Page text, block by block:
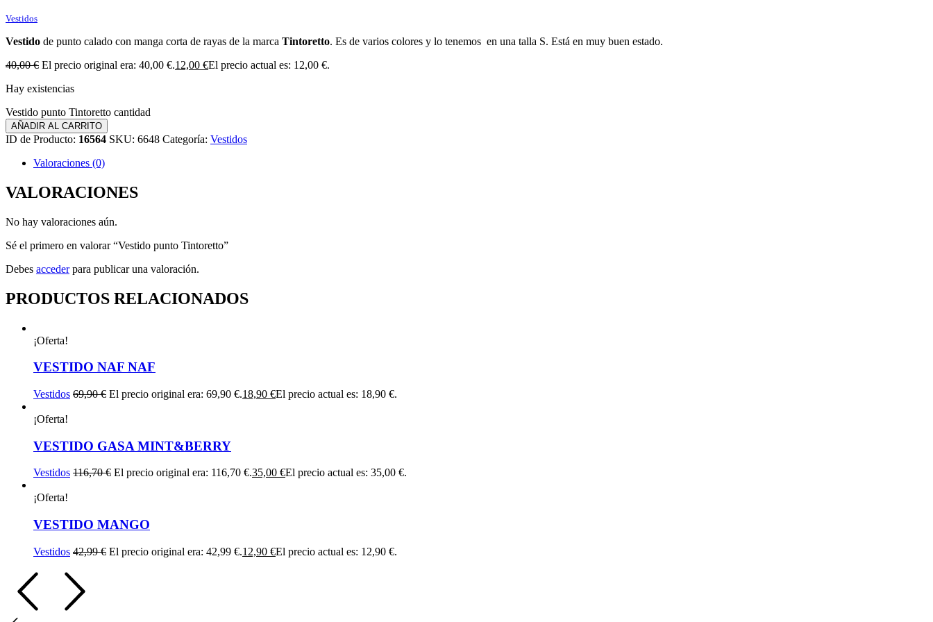
Vestidos
Vestido de punto calado con manga corta de rayas de la marca Tintoretto. Es de varios colores y lo tenemos en una talla S. Está en muy buen estado.
40,00€ El precio original era: 40,00 €.12,00 €El precio actual es: 12,00 €.
Hay existencias
Vestido punto Tintoretto cantidad
AÑADIR AL CARRITO
ID de Producto: 16564 SKU: 6648 Categoría: Vestidos
Valoraciones (0)
VALORACIONES
No hay valoraciones aún.
Sé el primero en valorar “Vestido punto Tintoretto”
Debes accederpara publicar una valoración.
PRODUCTOS RELACIONADOS
¡Oferta!
VESTIDO NAF NAF
Vestidos 69,90€ El precio original era: 69,90 €.18,90 €El precio actual es: 18,90 €.
¡Oferta!
VESTIDO GASA MINT&BERRY
Vestidos 116,70€ El precio original era: 116,70 €.35,00 €El precio actual es: 35,00 €.
¡Oferta!
VESTIDO MANGO
Vestidos 42,99€ El precio original era: 42,99 €.12,90 €El precio actual es: 12,90 €.